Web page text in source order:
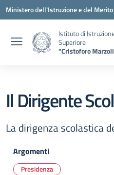
Vai ai contenuti
Vai al menu di navigazione
Vai al footer
Ministero dell'Istruzione e del Merito
Istituto di
Superiore
"Cristoforo
Il Dirigente
La dirigenza scolastica
Argomenti
Presidenza